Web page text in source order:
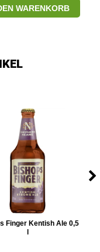
WARENKORB
Finger Kentish Ale 0,5